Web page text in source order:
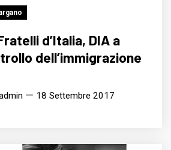
d’Italia, DIA a
dell’immigrazione
18 Settembre 2017